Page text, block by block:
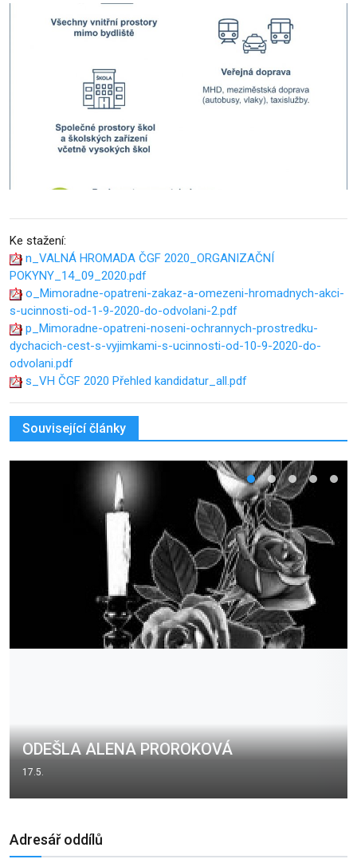
Ke stažení:
n_VALNÁ HROMADA ČGF 2020_ORGANIZAČNÍ
POKYNY_14_09_2020.pdf
o_Mimoradne-opatreni-zakaz-a-omezeni-hromadnych-akci-
s-ucinnosti-od-1-9-2020-do-odvolani-2.pdf
p_Mimoradne-opatreni-noseni-ochrannych-prostredku-
dychacich-cest-s-vyjimkami-s-ucinnosti-od-10-9-2020-do-
odvolani.pdf
s_VH ČGF 2020 Přehled kandidatur_all.pdf
Související články
ODEŠLA ALENA PROROKOVÁ
17.5.
Adresář oddílů